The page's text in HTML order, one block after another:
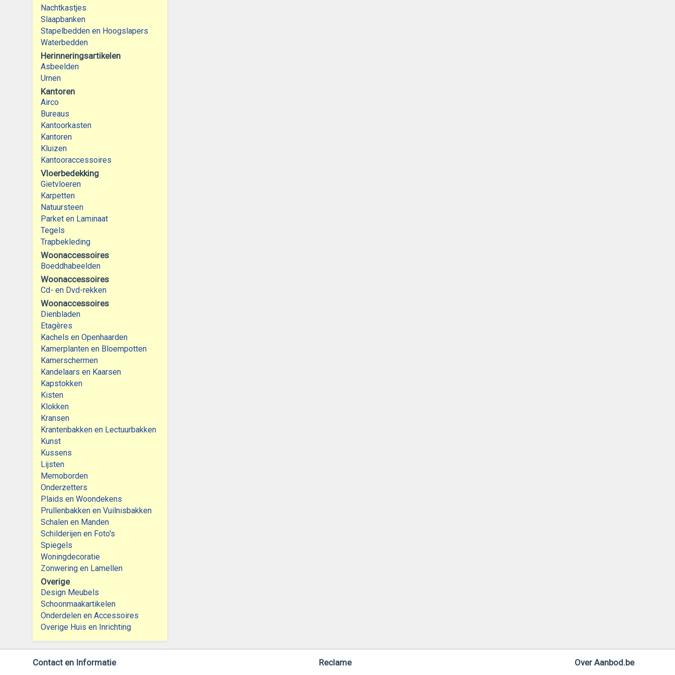
Nachtkastjes
Slaapbanken
Stapelbedden en Hoogslapers
Waterbedden
Herinneringsartikelen
Asbeelden
Urnen
Kantoren
Airco
Bureaus
Kantoorkasten
Kantoren
Kluizen
Kantooraccessoires
Vloerbedekking
Gietvloeren
Karpetten
Natuursteen
Parket en Laminaat
Tegels
Trapbekleding
Woonaccessoires
Boeddhabeelden
Woonaccessoires
Cd- en Dvd-rekken
Woonaccessoires
Dienbladen
Etagères
Kachels en Openhaarden
Kamerplanten en Bloempotten
Kamerschermen
Kandelaars en Kaarsen
Kapstokken
Kisten
Klokken
Kransen
Krantenbakken en Lectuurbakken
Kunst
Kussens
Lijsten
Memoborden
Onderzetters
Plaids en Woondekens
Prullenbakken en Vuilnisbakken
Schalen en Manden
Schilderijen en Foto's
Spiegels
Woningdecoratie
Zonwering en Lamellen
Overige
Design Meubels
Schoonmaakartikelen
Onderdelen en Accessoires
Overige Huis en Inrichting
Contact en Informatie Reclame Over Aanbod.be